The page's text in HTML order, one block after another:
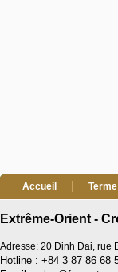
Accueil
Extrême-Orient -
Adresse: 20 Dinh Dai, rue
Hotline : +84 3 87 86 68